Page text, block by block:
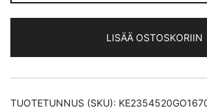
F1
3
SUV XL
235/45-
LISÄÄ OSTOSKORIIN
TUOTETUNNUS (SKU):